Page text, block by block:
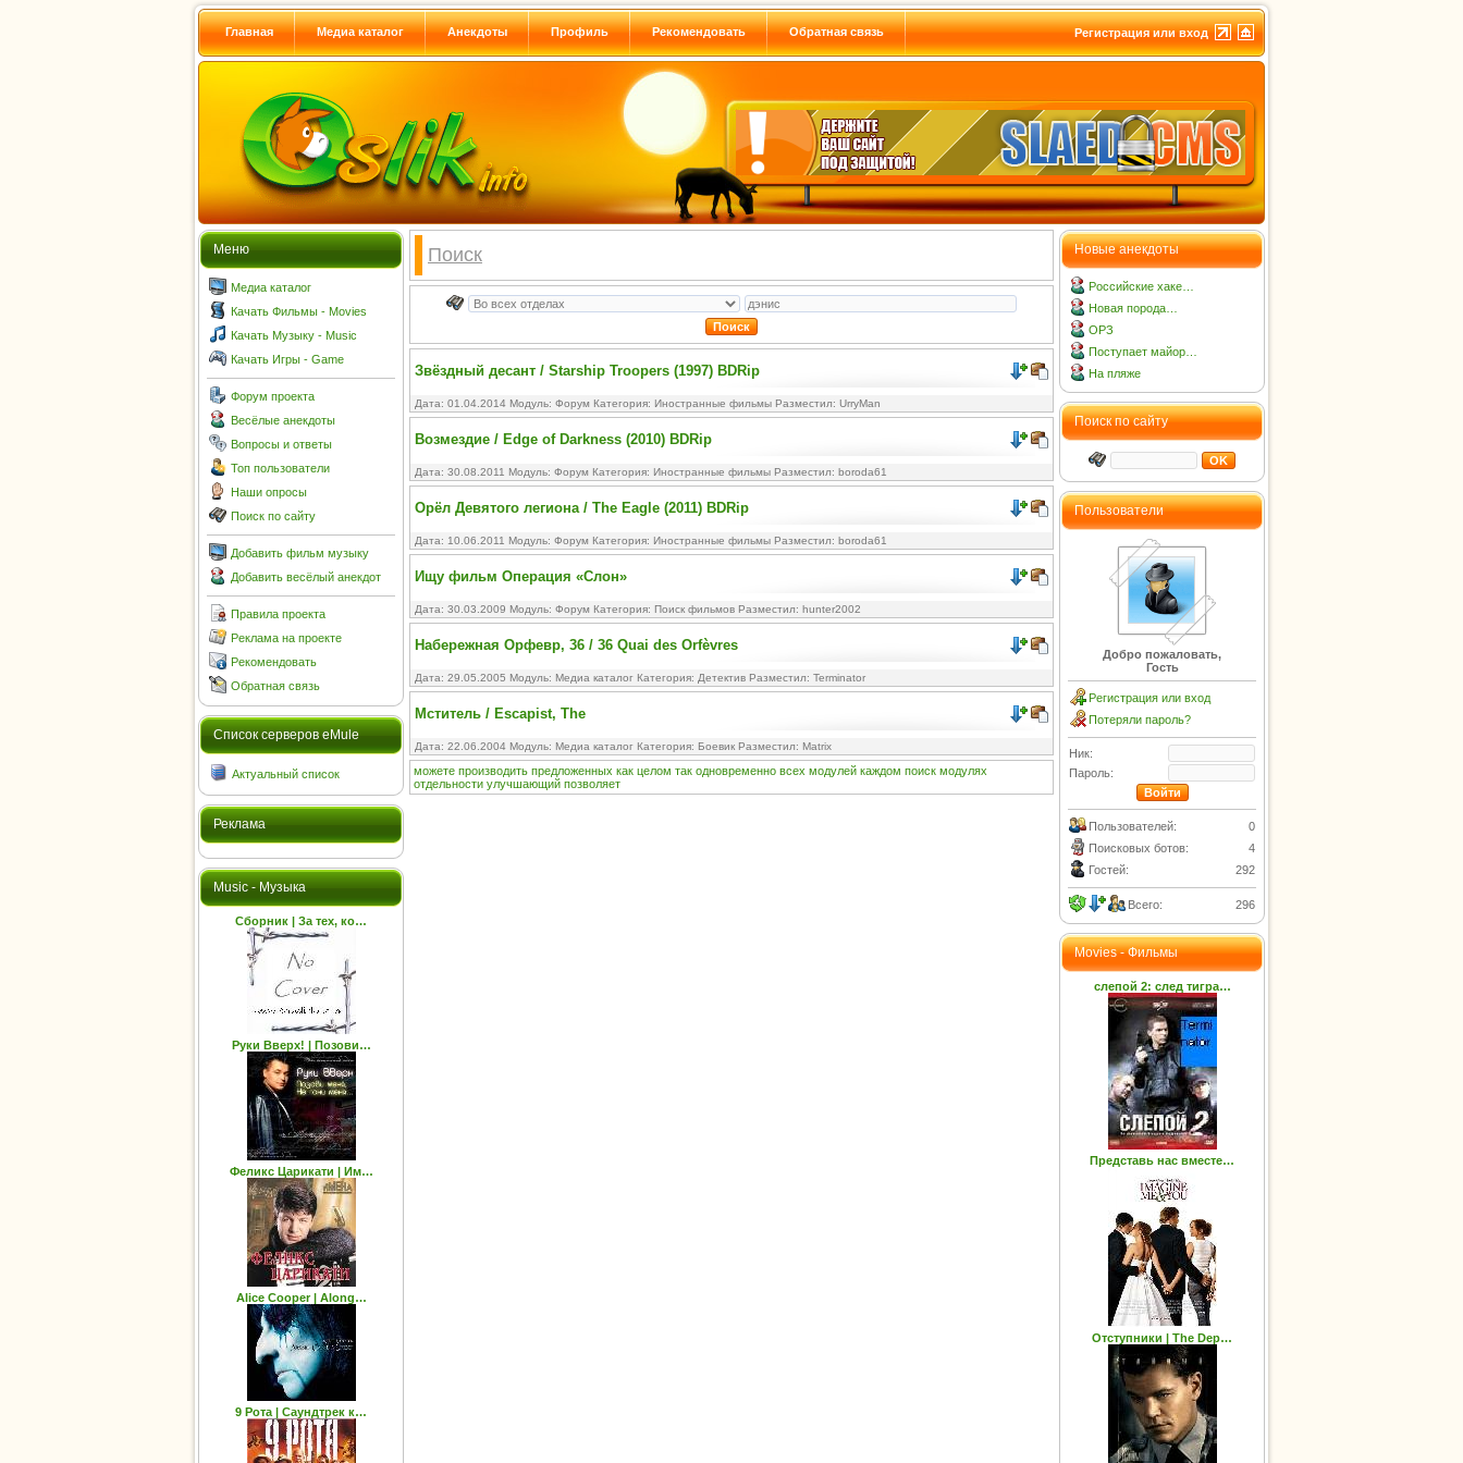
Регистрация или вход
Главная Медиа каталог Анекдоты Профиль Рекомендовать Обратная связь
Меню
Медиа каталог
Качать Фильмы - Movies
Качать Музыку - Music
Качать Игры - Game
Форум проекта
Весёлые анекдоты
Вопросы и ответы
Топ пользователи
Наши опросы
Поиск по сайту
Добавить фильм музыку
Добавить весёлый анекдот
Правила проекта
Реклама на проекте
Рекомендовать
Обратная связь
Cписок серверов eMule
Актуальный список
Реклама
Music - Музыка
Сборник | За тех, ко…
Руки Вверх! | Позови…
Феликс Царикати | Им…
Alice Cooper | Along…
9 Рота | Саундтрек к…
Поиск
Звёздный десант / Starship Troopers (1997) BDRip
Дата: 01.04.2014 Модуль: Форум Категория: Иностранные фильмы Разместил: UrryMan
Возмездие / Edge of Darkness (2010) BDRip
Дата: 30.08.2011 Модуль: Форум Категория: Иностранные фильмы Разместил: boroda61
Орёл Девятого легиона / The Eagle (2011) BDRip
Дата: 10.06.2011 Модуль: Форум Категория: Иностранные фильмы Разместил: boroda61
Ищу фильм Операция «Слон»
Дата: 30.03.2009 Модуль: Форум Категория: Поиск фильмов Разместил: hunter2002
Набережная Орфевр, 36 / 36 Quai des Orfèvres
Дата: 29.05.2005 Модуль: Медиа каталог Категория: Детектив Разместил: Terminator
Мститель / Escapist, The
Дата: 22.06.2004 Модуль: Медиа каталог Категория: Боевик Разместил: Matrix
можете производить предложенных как целом так одновременно всех модулей каждом поиск модулях
отдельности улучшающий позволяет
Новые анекдоты
Российские хаке…
Новая порода…
ОРЗ
Поступает майор…
На пляже
Поиск по сайту
Пользователи
Добро пожаловать,
Гость
Регистрация или вход
Потеряли пароль?
Ник:
Пароль:
Пользователей:
0
Поисковых ботов:
4
Гостей:
292
Всего: 296
Movies - Фильмы
слепой 2: след тигра…
Представь нас вместе…
Отступники | The Dep…